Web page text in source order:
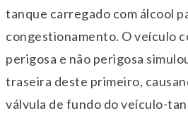
tanque carregado com álcool
congestionamento. O veículo
perigosa e não perigosa
traseira deste primeiro,
válvula de fundo do veículo-